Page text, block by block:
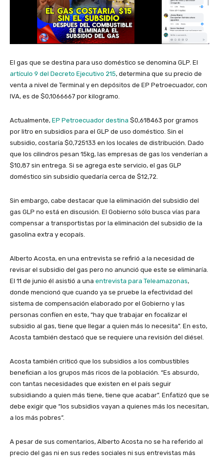
El gas que se destina para uso doméstico se denomina GLP. El
artículo 9 del Decreto Ejecutivo 215, determina que su precio de
venta a nivel de Terminal y en depósitos de EP Petroecuador, con
IVA, es de $0,1066667 por kilogramo.
Actualmente, EP Petroecuador destina $0,618463 por gramos
por litro en subsidios para el GLP de uso doméstico. Sin el
subsidio, costaría $0,725133 en los locales de distribución. Dado
que los cilindros pesan 15kg, las empresas de gas los venderían a
$10,87 sin entrega. Si se agrega este servicio, el gas GLP
doméstico sin subsidio quedaría cerca de $12,72.
Sin embargo, cabe destacar que la eliminación del subsidio del
gas GLP no está en discusión. El Gobierno sólo busca vías para
compensar a transportistas por la eliminación del subsidio de la
gasolina extra y ecopaís.
Alberto Acosta, en una entrevista se refirió a la necesidad de
revisar el subsidio del gas pero no anunció que este se eliminaría.
El 11 de junio él asistió a una entrevista para Teleamazonas,
donde mencionó que cuando ya se pruebe la efectividad del
sistema de compensación elaborado por el Gobierno y las
personas confíen en este, “hay que trabajar en focalizar el
subsidio al gas, tiene que llegar a quien más lo necesita”. En esto,
Acosta también destacó que se requiere una revisión del diésel.
Acosta también criticó que los subsidios a los combustibles
benefician a los grupos más ricos de la población. “Es absurdo,
con tantas necesidades que existen en el país seguir
subsidiando a quien más tiene, tiene que acabar”. Enfatizó que se
debe exigir que “los subsidios vayan a quienes más los necesitan,
a los más pobres”.
A pesar de sus comentarios, Alberto Acosta no se ha referido al
precio del gas ni en sus redes sociales ni sus entrevistas más